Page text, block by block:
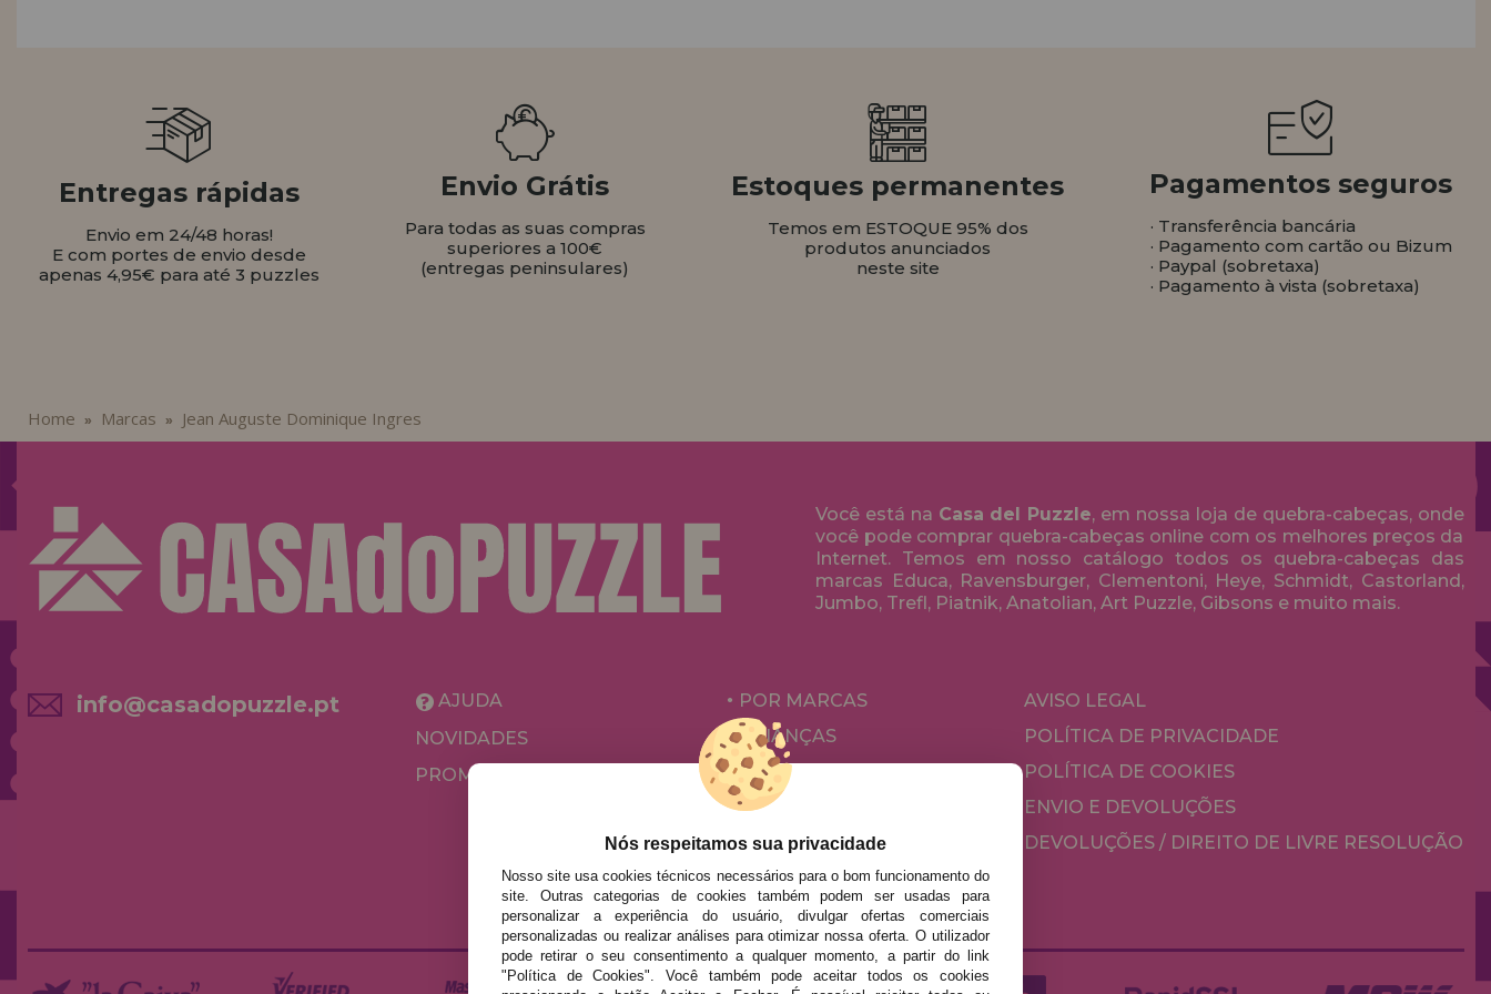
EM FORMAÇÃO
info@casadopuzzle.pt
Entregas rápidas
Envio em 24/48 horas!
E com portes de envio desde
apenas 4,95€ para até 3 puzzles
Envio Grátis
Para todas as suas compras
superiores a 100€
(entregas peninsulares)
Estoques permanentes
Temos em ESTOQUE 95% dos
produtos anunciados
neste site
Pagamentos seguros
· Transferência bancária
· Pagamento com cartão ou Bizum
· Paypal (sobretaxa)
· Pagamento à vista (sobretaxa)
Home » Marcas » Jean Auguste Dominique Ingres
Você está na Casa del Puzzle, em nossa loja de quebra-cabeças, onde
você pode comprar quebra-cabeças online com os melhores preços da
Internet. Temos em nosso catálogo todos os quebra-cabeças das
marcas Educa, Ravensburger, Clementoni, Heye, Schmidt, Castorland,
Jumbo, Trefl, Piatnik, Anatolian, Art Puzzle, Gibsons e muito mais.
info@casadopuzzle.pt
AJUDA
NOVIDADES
PROMOÇÕES E OFERTAS
POR MARCAS
CRIANÇAS
PARA ADULTOS
POR AUTORES
ACESSÓRIOS
JOGOS DE TABULEIRO
AVISO LEGAL
POLÍTICA DE PRIVACIDADE
POLÍTICA DE COOKIES
ENVIO E DEVOLUÇÕES
DEVOLUÇÕES / DIREITO DE LIVRE RESOLUÇÃO
Nós respeitamos sua privacidade
Nosso site usa cookies técnicos necessários para o bom funcionamento do
site. Outras categorias de cookies também podem ser usadas para
personalizar a experiência do usuário, divulgar ofertas comerciais
personalizadas ou realizar análises para otimizar nossa oferta. O utilizador
pode retirar o seu consentimento a qualquer momento, a partir do link
"Política de Cookies". Você também pode aceitar todos os cookies